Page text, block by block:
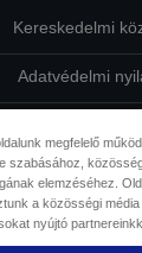
Kereskedelmi
Adatvédelmi
kapcsolatos
megfelelő
szabásához,
elemzéséhez.
a közösségi
nyújtó